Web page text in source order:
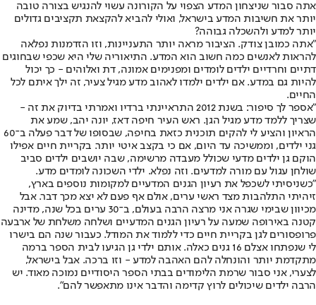
אתה סבור שניצחון המדע הצפוי על הקורונה עשוי להנגיש בצורה טובה
יותר את חשיבות המדע בישראל, ואולי להביא להקצאת תקציבים גדולים
יותר למדע ולהשכלה גבוהה?
"אתה כמובן צודק. הציבור מראה יותר התעניינות, וזו הזדמנות נפלאה
להראות לאנשים כמה חשוב הוא המדע. התיאוריה שלי היא שכפי שבחוגים
דתיים וחרדיים ילדים לומדים ומפנימים אמונה, דת ואלוהים - כך יכול
להיות גם במדע. אם ילדים ילמדו לאהוב מדע מגיל צעיר, זה ילך איתם לכל
החיים.
"אספר לך סיפור: בשנת 2012 התראיינתי ברדיו ואמרתי בדיוק את זה -
שצריך ללמד מדע מגיל הגן. ראש העיר חיפה דאז, יונה יהב, שמע את
הראיון והציע לי להקים תוכנית כזאת בחיפה, שבסופו של דבר פעלה ב־60
גני ילדים, וממשיכה עד היום, אם כי בקצב איטי יותר. בקריית חיים אפילו
הוקם גן ילדים מדעי שכולל מעבדה מרשימה, שבה יושבים ילדים סביב
שולחן עגול עם מורה למדעים. וזה נפלא. ילדי השכונה לומדים מדע.
"כשניסיתי לשכפל את רעיון הגנים המדעיים למקומות נוספים בארץ,
זיהיתי התלהבות מצד ראשי ערים, אולם אף פעם לא יצא מכך דבר. אבל
מכיוון שבימי שגרה אני מרצה הרבה בעולם, ב־30 ערים בכל שנה, מדינה
קטנה באירופה שמעה על רעיון הגנים המדעיים ושלחה משלחת של ארבעה
פרופסורים לגן בקריית חיים כדי ללמוד את המודל. כעבור שנה הם בישרו
לי שנפתחו אצלם 16 גנים כאלה. אותם ילדי גן הגיעו לבית הספר ברמה
מתקדמת יותר והונחלה להם האהבה למדע - וזו ברכה. אבל בישראל,
לצערי, אני סבור שרמת הלימודים בבתי הספר היסודיים נמוכה מאוד. יש
הרבה ילדים שיכולים לרוץ קדימה והדבר אינו מתאפשר להם".